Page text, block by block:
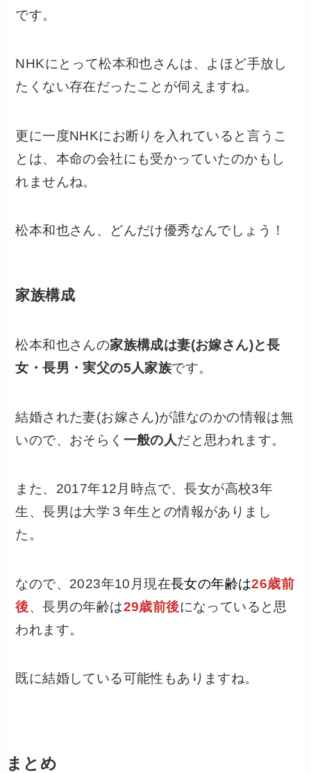
です。
NHKにとって松本和也さんは、よほど手放し
たくない存在だったことが伺えますね。
更に一度NHKにお断りを入れていると言うこ
とは、本命の会社にも受かっていたのかもし
れませんね。
松本和也さん、どんだけ優秀なんでしょう！
家族構成
松本和也さんの家族構成は妻(お嫁さん)と長
女・長男・実父の5人家族です。
結婚された妻(お嫁さん)が誰なのかの情報は無
いので、おそらく 一般の人だと思われます。
また、2017年12月時点で、長女が高校3年
生、長男は大学３年生との情報がありまし
た。
なので、2023年10月現在長女の年齢は26歳前
後、長男の年齢は29歳前後になっていると思
われます。
既に結婚している可能性もありますね。
まとめ